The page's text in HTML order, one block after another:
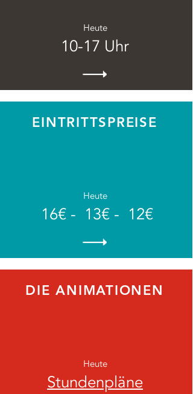
Heute
10-17 Uhr
EINTRITTSPREISE
Heute
16€ - 13€ - 12€
DIE ANIMATIONEN
Heute
Stundenpläne